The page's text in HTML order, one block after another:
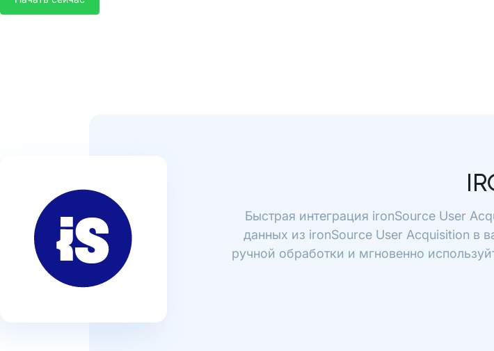
Быстрая интеграция ironSource User
данных из ironSource User Acquisition в
ручной обработки и мгновенно